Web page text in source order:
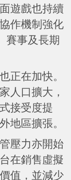
遊戲也持續
作機制強化
賽事及長期
正在加快。
人口擴大，
接受度提
地區擴張。
壓力亦開始
在銷售虛擬
值，並減少